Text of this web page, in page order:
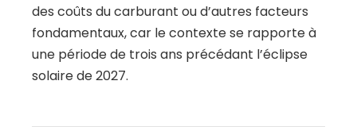
des coûts du carburant ou d’autres facteurs
fondamentaux, car le contexte se rapporte à
une période de trois ans précédant l’éclipse
solaire de 2027.